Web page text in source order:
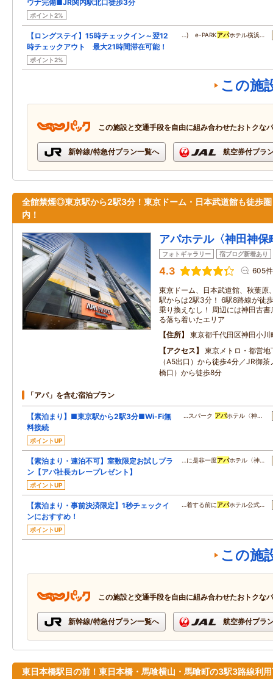
ウナ完備■JR関内駅北口徒歩3分
ポイント2%
【ロングステイ】15時チェックイン～翌12
時チェックアウト 最大21時間滞在可能！
ポイント2%
…) e-PARKアパホテル横浜…
この施
この施設と交通手段を自由に組み合わせたおトクな
新幹線/特急付プラン一覧へ 航空券付プラ
全館禁煙◎東京駅から2駅3分！東京ドーム・日本武道館も徒歩圏
内！
アパホテル〈神田神保
フォトギャラリー 宿ブログ新着あり
4.3 605件
東京ドーム、日本武道館、秋葉原
駅からは2駅3分！ 6駅8路線が徒
乗り換えなし！ 周辺には神田古
る落ち着いたエリア
住所
東京都千代田区神田小
アクセス
東京メトロ・都営
（A5出口）から徒歩4分／JR御
橋口）から徒歩8分
「アパ」を含む宿泊プラン
【素泊まり】■東京駅から2駅3分■Wi-Fi無
料接続
ポイントUP
…スパーク アパホテル〈神…
【素泊まり・連泊不可】室数限定お試しプラ
ン【アパ社長カレープレゼント】
ポイントUP
…に是非一度アパホテル〈神…
【素泊まり・事前決済限定】1秒チェックイ
ンにおすすめ！
ポイントUP
…着する前にアパホテル公式…
この施
この施設と交通手段を自由に組み合わせたおトクな
新幹線/特急付プラン一覧へ 航空券付プラ
東日本橋駅目の前！東日本橋・馬喰横山・馬喰町の3駅3路線利